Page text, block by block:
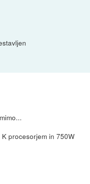
procesorjem in 750W